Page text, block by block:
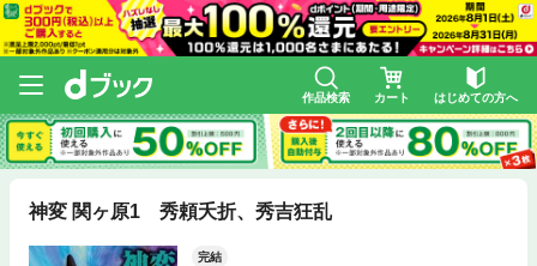
作品検索 カート はじめての方へ
神変 関ヶ原1 秀頼夭折、秀吉狂乱
完結